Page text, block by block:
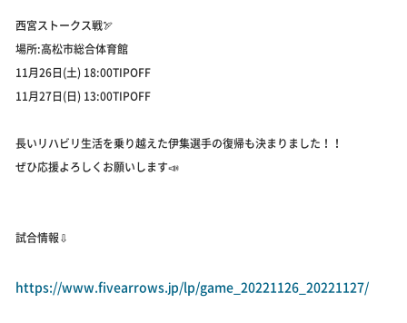
西宮ストークス戦🏹
場所:高松市総合体育館
11月26日(土) 18:00TIPOFF
11月27日(日) 13:00TIPOFF
長いリハビリ生活を乗り越えた伊集選手の復帰も決まりました！！
ぜひ応援よろしくお願いします📣
試合情報⇩
https://www.fivearrows.jp/lp/game_20221126_20221127/